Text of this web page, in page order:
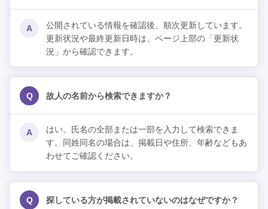
A
公開されている情報を確認後、順次更新しています。
更新状況や最終更新日時は、ページ上部の「更新状
況」から確認できます。
Q 故人の名前から検索できますか？
A
はい。氏名の全部または一部を入力して検索できま
す。同姓同名の場合は、掲載日や住所、年齢などもあ
わせてご確認ください。
Q 探している方が掲載されていないのはなぜですか？